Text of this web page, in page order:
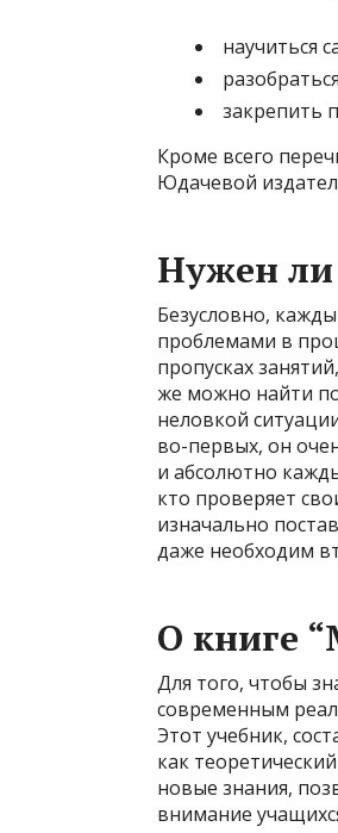
научиться
закрепить
Кроме всего
Юдачевой
Нужен ли
Безусловно,
проблемами в
пропусках
же можно найти
неловкой
во-первых, он
и абсолютно
кто проверяет
изначально
даже необходим
О книге
Для того, чтобы
современным
Этот учебник,
как
новые знания,
внимание